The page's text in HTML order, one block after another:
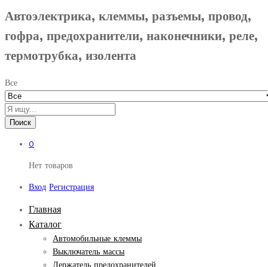
Автоэлектрика, клеммы, разъемы, провод,
гофра, предохранители, наконечники, реле,
термотрубка, изолента
Все
Поиск
0
Нет товаров
Вход Регистрация
Главная
Каталог
Автомобильные клеммы
Выключатель массы
Держатель предохранителей